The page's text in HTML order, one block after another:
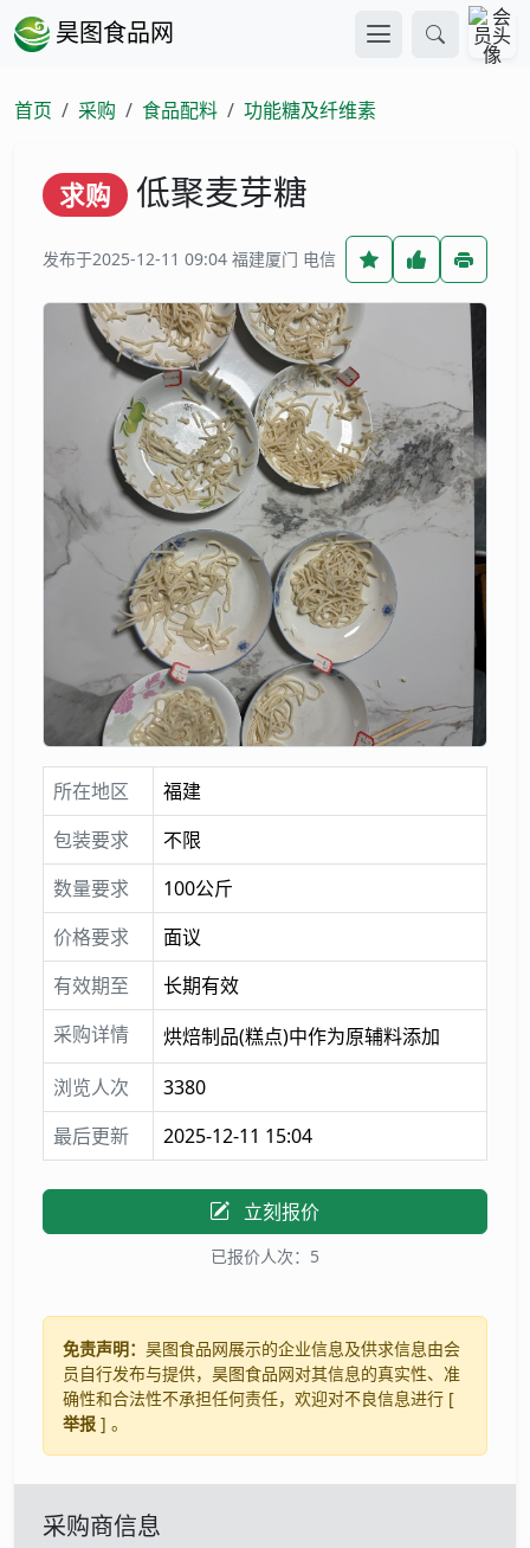
昊图食品网
首页 采购 食品配料 功能糖及纤维素
求购 低聚麦芽糖
发布于2025-12-11 09:04 福建厦门 电信
所在地区
福建
包装要求
不限
数量要求
100公斤
价格要求
面议
有效期至
长期有效
采购详情
烘焙制品(糕点)中作为原辅料添加
浏览人次
3380
最后更新
2025-12-11 15:04
立刻报价
已报价人次：5
免责声明： 昊图食品网展示的企业信息及供求信息由会
员自行发布与提供，昊图食品网对其信息的真实性、准
确性和合法性不承担任何责任，欢迎对不良信息进行 [
举报 ] 。
采购商信息